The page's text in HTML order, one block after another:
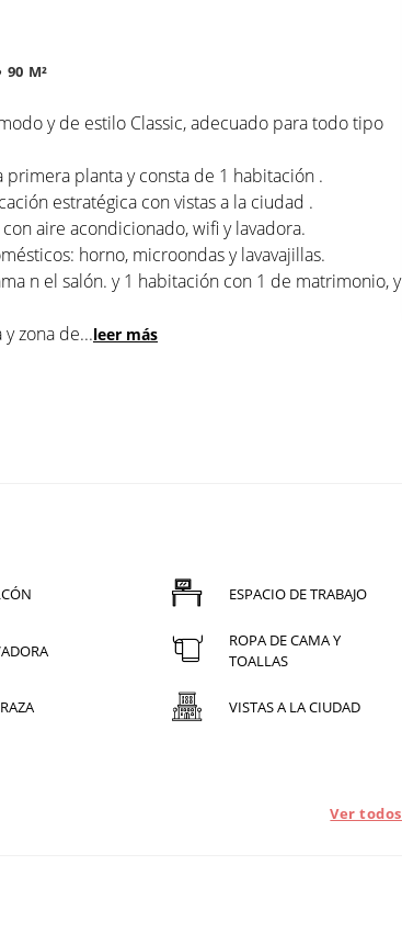
90 M²
y de estilo Classic, adecuado para todo tipo
planta y consta de 1 habitación .
estratégica con vistas a la ciudad .
aire acondicionado, wifi y lavadora.
horno, microondas y lavavajillas.
n el salón. y 1 habitación con 1 de matrimonio, y
zona de...leer más
ESPACIO DE TRABAJO
ROPA DE CAMA Y
TOALLAS
VISTAS A LA CIUDAD
Ver todos